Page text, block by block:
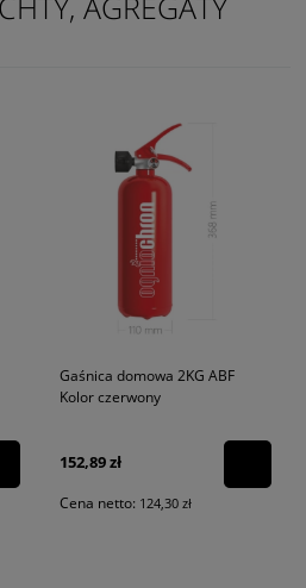
Gaśnica domowa 2KG ABF
Kolor czerwony
152,89 zł
Cena netto: 124,30 zł